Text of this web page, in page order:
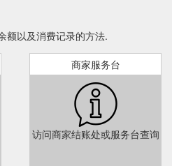
额以及消费记录的方法.
商家服务台
访问商家结账处或服务台查询